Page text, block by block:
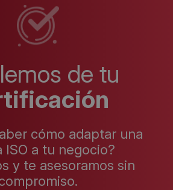
de tu
cómo adaptar una
ISO a tu negocio?
y te asesoramos sin